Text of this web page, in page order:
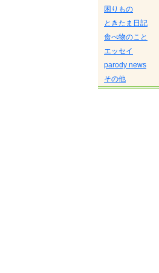
困りもの
ときたま日記
食べ物のこと
エッセイ
parody news
その他